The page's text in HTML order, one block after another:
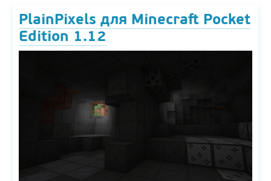
PlainPixels для Minecraft Pocket
Edition 1.12